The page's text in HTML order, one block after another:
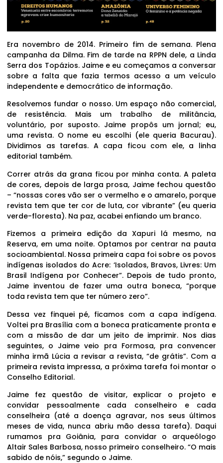
Era novembro de 2014. Primeiro fim de semana. Plena
campanha da Dilma. Fim de tarde na RPPN dele, a Linda
Serra dos Topázios. Jaime e eu começamos a conversar
sobre a falta que fazia termos acesso a um veículo
independente e democrático de informação.
Resolvemos fundar o nosso. Um espaço não comercial,
de resistência. Mais um trabalho de militância,
voluntário, por suposto. Jaime propôs um jornal; eu,
uma revista. O nome eu escolhi (ele queria Bacurau).
Dividimos as tarefas. A capa ficou com ele, a linha
editorial também.
Correr atrás da grana ficou por minha conta. A paleta
de cores, depois de larga prosa, Jaime fechou questão
– “nossas cores vão ser o vermelho e o amarelo, porque
revista tem que ter cor de luta, cor vibrante” (eu queria
verde-floresta). Na paz, acabei enfiando um branco.
Fizemos a primeira edição da Xapuri lá mesmo, na
Reserva, em uma noite. Optamos por centrar na pauta
socioambiental. Nossa primeira capa foi sobre os povos
indígenas isolados do Acre: ‘Isolados, Bravos, Livres: Um
Brasil Indígena por Conhecer”. Depois de tudo pronto,
Jaime inventou de fazer uma outra boneca, “porque
toda revista tem que ter número zero”.
Dessa vez finquei pé, ficamos com a capa indígena.
Voltei pra Brasília com a boneca praticamente pronta e
com a missão de dar um jeito de imprimir. Nos dias
seguintes, o Jaime veio pra Formosa, pra convencer
minha irmã Lúcia a revisar a revista, “de grátis”. Com a
primeira revista impressa, a próxima tarefa foi montar o
Conselho Editorial.
Jaime fez questão de visitar, explicar o projeto e
convidar pessoalmente cada conselheiro e cada
conselheira (até a doença agravar, nos seus últimos
meses de vida, nunca abriu mão dessa tarefa). Daqui
rumamos pra Goiânia, para convidar o arqueólogo
Altair Sales Barbosa, nosso primeiro conselheiro. “O mais
sabido de nóis,” segundo o Jaime.